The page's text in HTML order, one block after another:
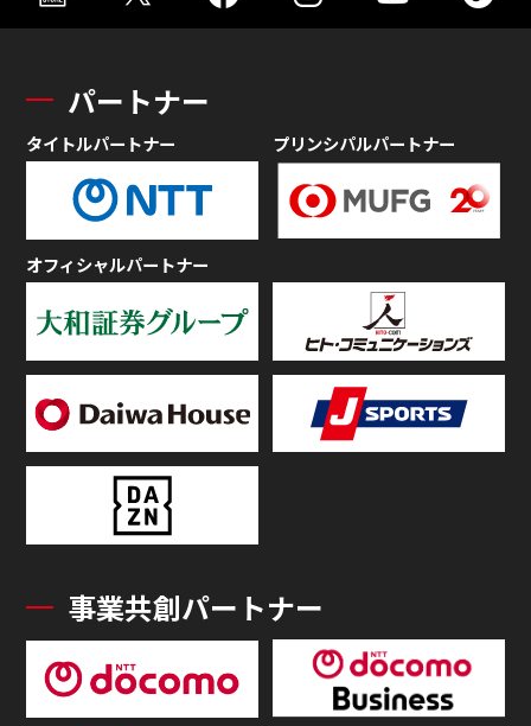
パートナー
タイトルパートナー プリンシパルパートナー
オフィシャルパートナー
事業共創パートナー